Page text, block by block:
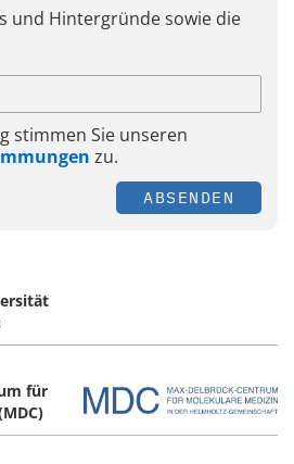
und Hintergründe sowie die
stimmen Sie unseren
zu.
ABSENDEN
für